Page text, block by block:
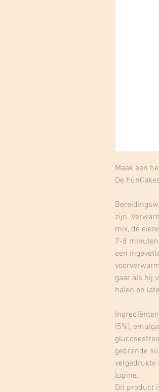
Maak een
De
zijn.
mix, de
7-8
een
gaar als hij
halen en
(5%),
gebrande
vetgedrukte
lupine.
Dit product